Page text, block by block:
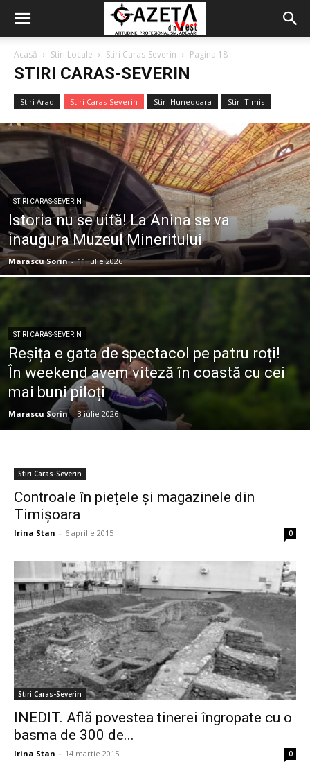
Acasă Stiri Locale Stiri Caras-Severin Pagina 18
STIRI CARAS-SEVERIN
Stiri Arad Stiri Caras-Severin Stiri Hunedoara Stiri Timis
STIRI CARAS-SEVERIN
Istoria nu se uită! La Anina se va
inaugura Muzeul Mineritului
Marascu Sorin - 11 iulie 2026
STIRI CARAS-SEVERIN
Reșița e gata de spectacol pe patru roți!
În weekend avem viteză în coastă cu cei
mai buni piloți
Marascu Sorin - 3 iulie 2026
Stiri Caras-Severin
Controale în piețele și magazinele din
Timișoara
Irina Stan - 6 aprilie 2015 0
Stiri Caras-Severin
INEDIT. Află povestea tinerei îngropate cu o
basma de 300 de...
Irina Stan - 14 martie 2015 0